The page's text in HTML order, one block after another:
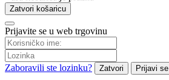
Zatvori košaricu
Prijavite se u web trgovinu
Zaboravili ste lozinku? Zatvori Prijavi se